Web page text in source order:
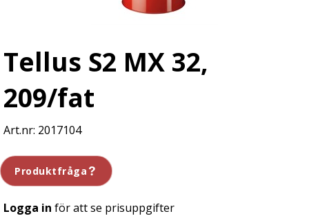
Tellus S2 MX 32,
209/fat
2017104
Produktfråga
Logga in för att se prisuppgifter